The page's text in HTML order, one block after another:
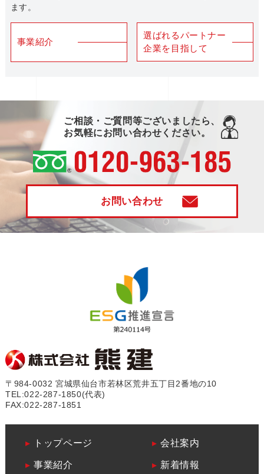
ます。
事業紹介
選ばれるパートナー
企業を目指して
ご相談・ご質問等ございましたら、
お気軽にお問い合わせください。
お問い合わせ
〒984-0032 宮城県仙台市若林区荒井五丁目2番地の10
TEL:022-287-1850(代表)
FAX:022-287-1851
▸ トップページ
▸ 事業紹介
▸ 会社案内
▸ 新着情報